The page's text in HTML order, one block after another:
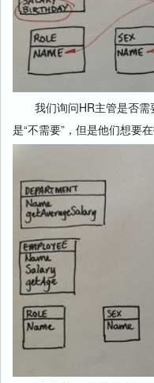
我们询问HR主管是否需
是“不需要”，但是他们想要在